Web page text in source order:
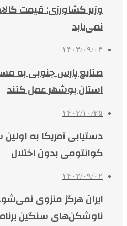
وزیر کشاورزی: قیمت
نمی‌یابد
۱۴۰۳/۰۹/۰۳
صنایع پارس جنوبی به
استان بوشهر عمل کنند
۱۴۰۲/۱۰/۲۵
دستیابی آمریکا به اولین
کوانتومی بدون اختلال
۱۴۰۳/۰۹/۰۲
ایران هرگز منزوی
ناوشکن‌های سنگین